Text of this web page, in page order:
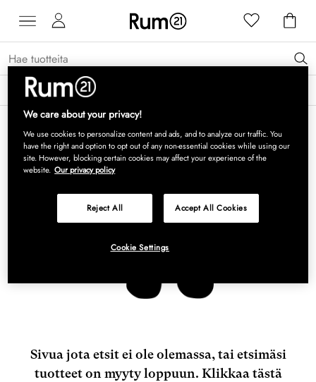
Saat 15 % alennusta Grythyttan Stålmöbler -tuotteista* →
Sivua jota etsit ei ole olemassa, tai etsimäsi
tuotteet on myyty loppuun. Klikkaa tästä
We care about your privacy!
We use cookies to personalize content and ads, and to analyze our traffic. You
have the right and option to opt out of any non-essential cookies while using our
site. However, blocking certain cookies may affect your experience of the
website. Our privacy policy
Reject All Accept All Cookies
Cookie Settings